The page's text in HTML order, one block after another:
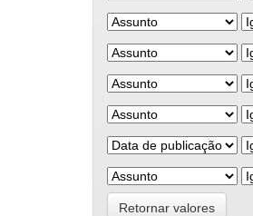
Retornar valores